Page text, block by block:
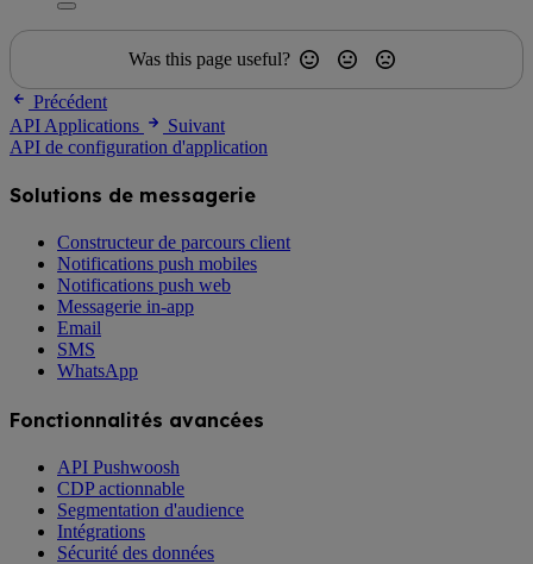
Was this page useful?
Précédent
API Applications
Suivant
API de configuration d'application
Solutions de messagerie
Constructeur de parcours client
Notifications push mobiles
Notifications push web
Messagerie in-app
Email
SMS
WhatsApp
Fonctionnalités avancées
API Pushwoosh
CDP actionnable
Segmentation d'audience
Intégrations
Sécurité des données